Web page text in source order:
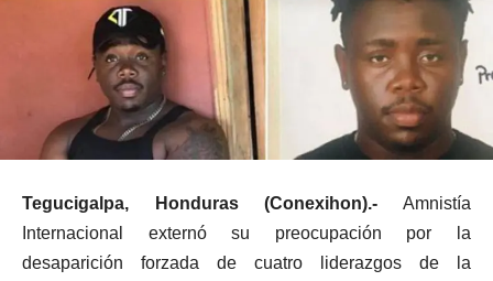
Tegucigalpa, Honduras (Conexihon).- Amnistía
Internacional externó su preocupación por la
desaparición forzada de cuatro liderazgos de la